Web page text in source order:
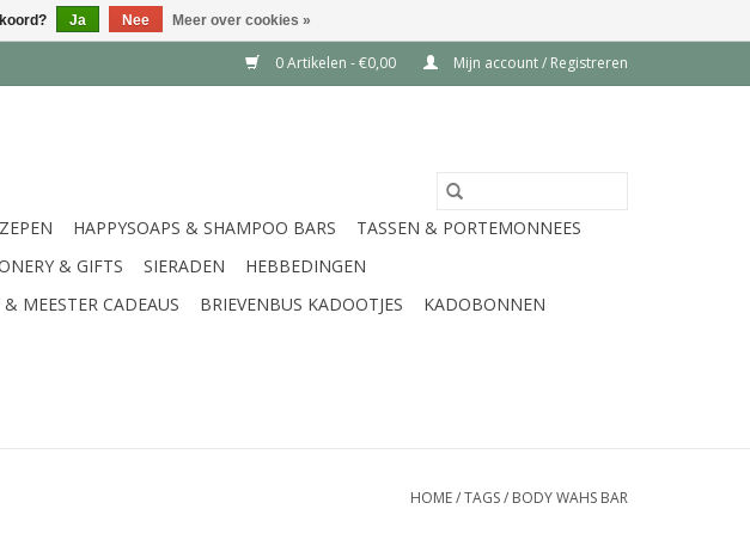
0 Artikelen - €0,00 Mijn account / Registreren
HAPPYSOAPS & SHAMPOO BARS
TASSEN & PORTEMONNEES
& GIFTS SIERADEN
HEBBEDINGEN
& MEESTER CADEAUS BRIEVENBUS KADOOTJES
KADOBONNEN
HOME/TAGS/ BODY WAHS BAR
Ja Nee Meer over cookies »